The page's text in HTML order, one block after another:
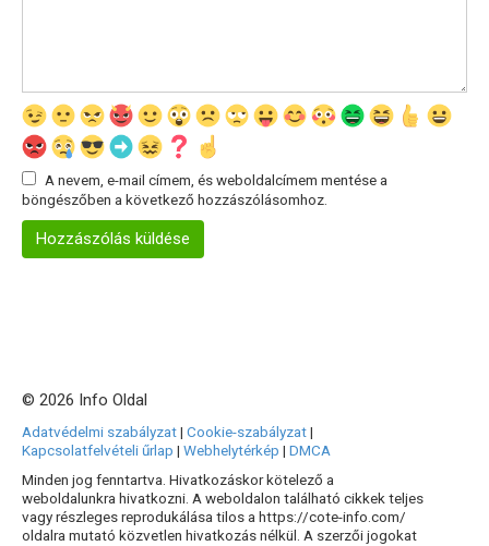
A nevem, e-mail címem, és weboldalcímem mentése a
böngészőben a következő hozzászólásomhoz.
© 2026 Info Oldal
Adatvédelmi szabályzat| Cookie-szabályzat|
Kapcsolatfelvételi űrlap | Webhelytérkép | DMCA
Minden jog fenntartva. Hivatkozáskor kötelező a
weboldalunkra hivatkozni. A weboldalon található cikkek teljes
vagy részleges reprodukálása tilos a https://cote-info.com/
oldalra mutató közvetlen hivatkozás nélkül. A szerzői jogokat